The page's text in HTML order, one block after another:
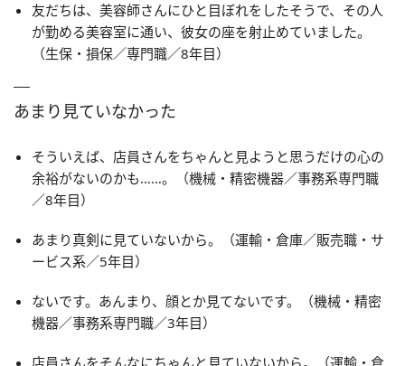
友だちは、美容師さんにひと目ぼれをしたそうで、その人
が勤める美容室に通い、彼女の座を射止めていました。
（生保・損保／専門職／8年目）
あまり見ていなかった
そういえば、店員さんをちゃんと見ようと思うだけの心の
余裕がないのかも……。（機械・精密機器／事務系専門職
／8年目）
あまり真剣に見ていないから。（運輸・倉庫／販売職・サ
ービス系／5年目）
ないです。あんまり、顔とか見てないです。（機械・精密
機器／事務系専門職／3年目）
店員さんをそんなにちゃんと見ていないから。（運輸・倉